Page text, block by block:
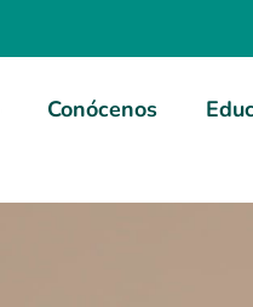
Conócenos